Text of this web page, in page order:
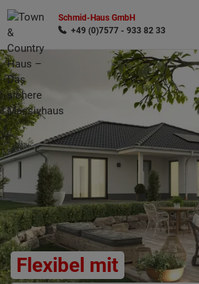
Schmid-Haus GmbH
+49 (0)7577 - 933 82 33
Flexibel mit
Wonach möchten Sie